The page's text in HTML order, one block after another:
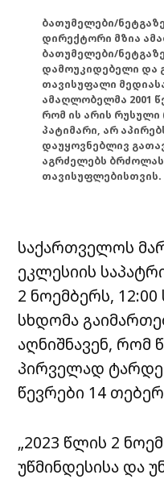
ბათუმელები/
დირექტორი მზია
ბათუმელები/
დამოუკიდებელი და
თავისუფალი
ამაღლობელმა 2001
რომ ის არის რუსული
პატიმარი, არ
დაუყოვნებლივ
აგრძელებს ბრძოლას
თავისუფლებისთვის.
საქართველოს
ეკლესიის
2 ნოემბერს,
სხდომა
აღნიშნავენ, რომ
პირველად
წევრები 14
„2023 წლის 2
უწმინდესისა და